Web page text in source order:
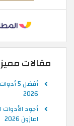
مقالات
أفضل
2026
أجود
امازون 2026